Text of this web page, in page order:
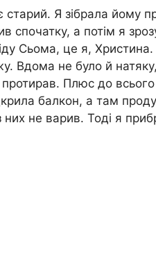
старий. Я зібрала йому
спочатку, а потім я
Сьома, це я,
Вдома не було й
протирав. Плюс до
балкон, а там
не варив. Тоді я